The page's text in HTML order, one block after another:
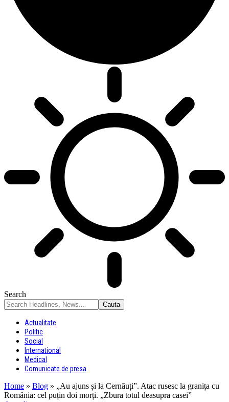
Search
Actualitate
Politic
Social
International
Medical
Comunicate de presa
Home » Blog » „Au ajuns și la Cernăuți”. Atac rusesc la granița cu
România: cel puțin doi morți. „Zbura totul deasupra casei”